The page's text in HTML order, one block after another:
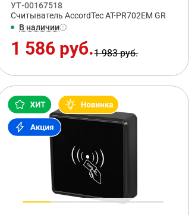
УТ-00167518
Считыватель AccordTec AT-PR702EM GR
В наличии
1 586 руб.1 983 руб.